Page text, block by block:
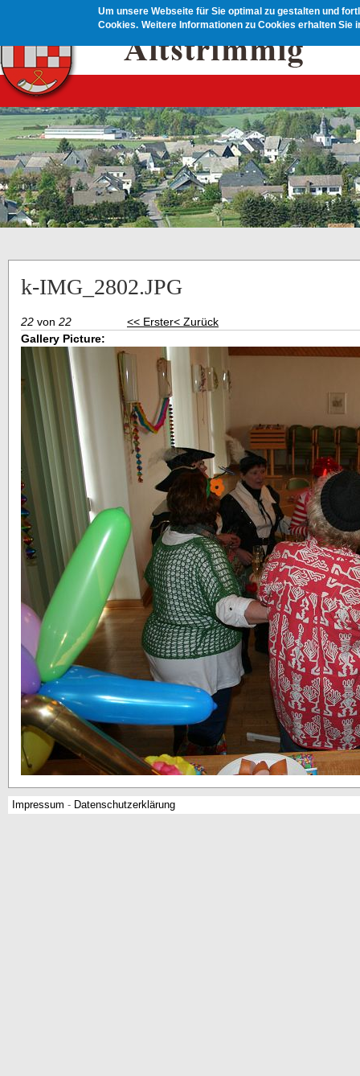
Um unsere Webseite für Sie optimal zu gestalten und
Cookies. Weitere Informationen zu Cookies erhalten Sie
k-IMG_2802.JPG
22 von 22 << Erster< Zurück
Gallery Picture:
Impressum - Datenschutzerklärung